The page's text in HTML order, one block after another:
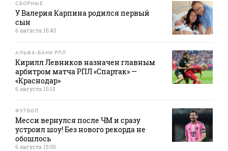
СБОРНЫЕ
У Валерия Карпина родился первый
сын
6 августа 15:43
АЛЬФА-БАНК РПЛ
Кирилл Левников назначен главным
арбитром матча РПЛ «Спартак» —
«Краснодар»
6 августа 15:15
ФУТБОЛ
Месси вернулся после ЧМ и сразу
устроил шоу! Без нового рекорда не
обошлось
6 августа 15:05